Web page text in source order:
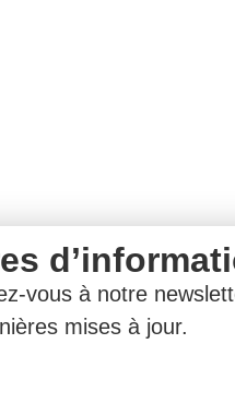
vous à notre
mises à jour.